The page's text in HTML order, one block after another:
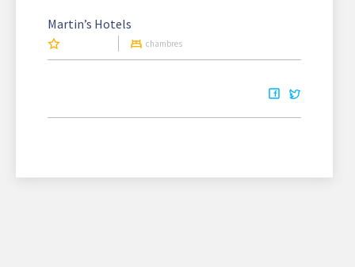
Martin’s Hotels
chambres